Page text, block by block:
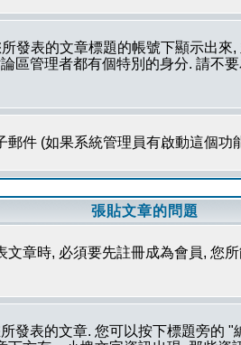
發表的文章標題的帳號下顯示出
區管理者都有個特別的身分. 請不
件 (如果系統管理員有啟動這個
張貼文章的問題
章時, 必須要先註冊成為會員, 您
發表的文章. 您可以按下標題旁的